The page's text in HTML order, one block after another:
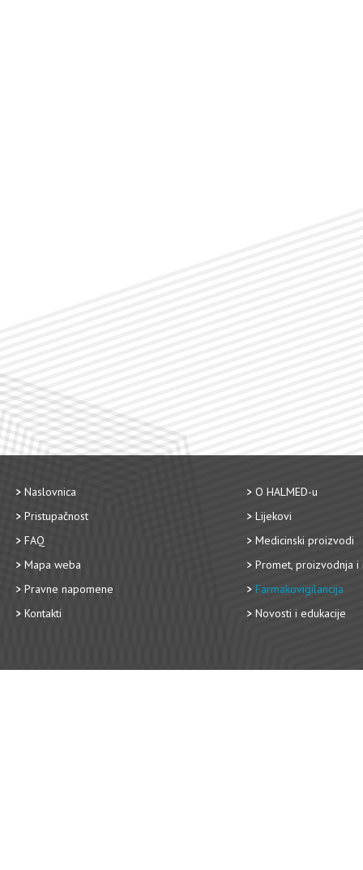
Naslovnica
Pristupačnost
FAQ
Mapa weba
Pravne napomene
Kontakti
O HALMED-u
Lijekovi
Medicinski proizvodi
Promet, proizvodnja i
Farmakovigilancija
Novosti i edukacije